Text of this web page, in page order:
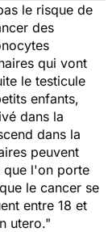
le risque de
des
qui vont
le testicule
enfants,
dans la
dans la
peuvent
que l'on porte
le cancer se
entre 18 et
utero."